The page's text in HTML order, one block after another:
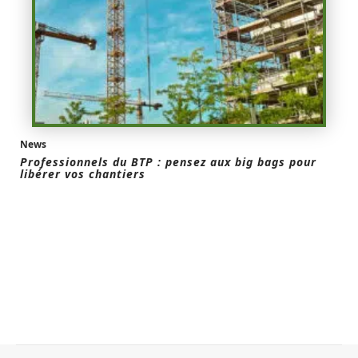
News
Professionnels du BTP : pensez aux big bags pour
libérer vos chantiers